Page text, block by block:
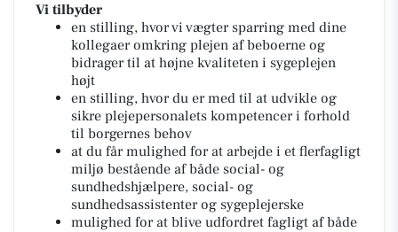
Vi tilbyder
en stilling, hvor vi vægter sparring med dine
kollegaer omkring plejen af beboerne og
bidrager til at højne kvaliteten i sygeplejen
højt
en stilling, hvor du er med til at udvikle og
sikre plejepersonalets kompetencer i forhold
til borgernes behov
at du får mulighed for at arbejde i et flerfagligt
miljø bestående af både social- og
sundhedshjælpere, social- og
sundhedsassistenter og sygeplejerske
mulighed for at blive udfordret fagligt af både